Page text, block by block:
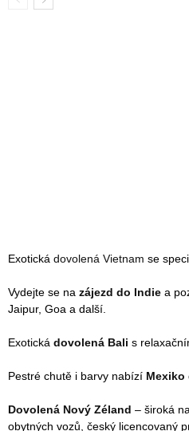
Exotická dovolená Vietnam se
Vydejte se na zájezd do Indie a
Jaipur, Goa a další.
Exotická dovolená Bali s
Pestré chutě i barvy nabízí Mexiko
Dovolená Nový Zéland – široká
obytných vozů, český licencovaný